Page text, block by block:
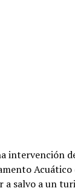
intervención
salvo a un